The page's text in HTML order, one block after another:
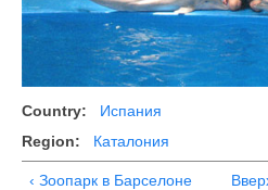
Country:
Испания
Region:
Каталония
‹ Зоопарк в Барселоне